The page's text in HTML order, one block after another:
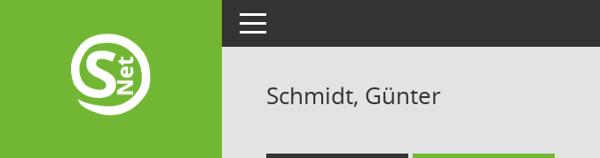
Toggle navigation
Schmidt, Günter